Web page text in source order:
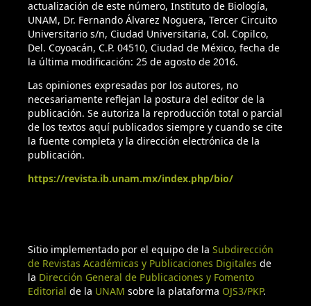
actualización de este número, Instituto de Biología,
UNAM, Dr. Fernando Álvarez Noguera, Tercer Circuito
Universitario s/n, Ciudad Universitaria, Col. Copilco,
Del. Coyoacán, C.P. 04510, Ciudad de México, fecha de
la última modificación: 25 de agosto de 2016.
Las opiniones expresadas por los autores, no
necesariamente reflejan la postura del editor de la
publicación. Se autoriza la reproducción total o parcial
de los textos aquí publicados siempre y cuando se cite
la fuente completa y la dirección electrónica de la
publicación.
https://revista.ib.unam.mx/index.php/bio/
Sitio implementado por el equipo de la Subdirección
de Revistas Académicas y Publicaciones Digitales de
la Dirección General de Publicaciones y Fomento
Editorial de la UNAM sobre la plataforma OJS3/PKP.